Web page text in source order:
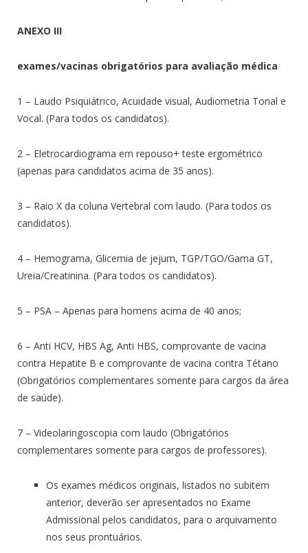
ANEXO III
exames/vacinas obrigatórios para avaliação médica
1 – Laudo Psiquiátrico, Acuidade visual, Audiometria Tonal e
Vocal. (Para todos os candidatos).
2 – Eletrocardiograma em repouso+ teste ergométrico
(apenas para candidatos acima de 35 anos).
3 – Raio X da coluna Vertebral com laudo. (Para todos os
candidatos).
4 – Hemograma, Glicemia de jejum, TGP/TGO/Gama GT,
Ureia/Creatinina. (Para todos os candidatos).
5 – PSA – Apenas para homens acima de 40 anos;
6 – Anti HCV, HBS Ag, Anti HBS, comprovante de vacina
contra Hepatite B e comprovante de vacina contra Tétano
(Obrigatórios complementares somente para cargos da área
de saúde).
7 – Videolaringoscopia com laudo (Obrigatórios
complementares somente para cargos de professores).
Os exames médicos originais, listados no subitem
anterior, deverão ser apresentados no Exame
Admissional pelos candidatos, para o arquivamento
nos seus prontuários.